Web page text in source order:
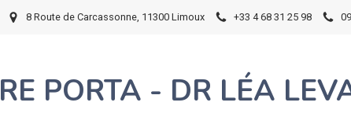
8 Route de Carcassonne, 11300 Limoux +33 4 68 31 25 98
PORTA - DR LÉA